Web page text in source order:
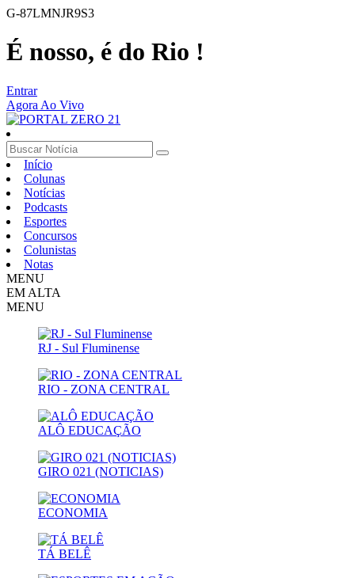
G-87LMNJR9S3
É nosso, é do Rio !
Entrar
Agora Ao Vivo
Início
Colunas
Notícias
Podcasts
Esportes
Concursos
Colunistas
Notas
MENU
EM ALTA
MENU
RJ - Sul Fluminense
RIO - ZONA CENTRAL
ALÔ EDUCAÇÃO
GIRO 021 (NOTICIAS)
ECONOMIA
TÁ BELÊ